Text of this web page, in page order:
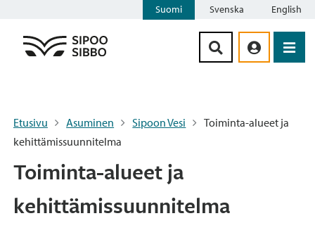
Suomi Svenska English
Etusivu Asuminen Sipoon Vesi
Toiminta-alueet ja
kehittämissuunnitelma
Toiminta-alueet ja
kehittämissuunnitelma